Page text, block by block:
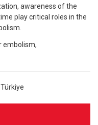
awareness of the
play critical roles in the
embolism,